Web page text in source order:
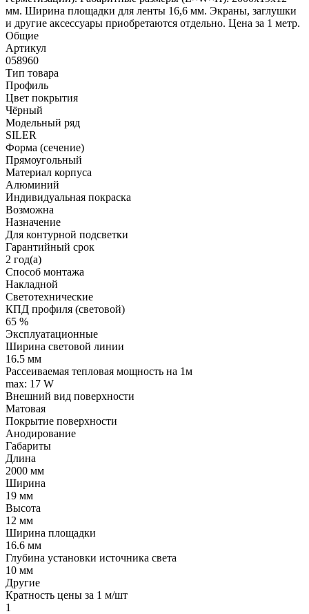
мм. Ширина площадки для ленты 16,6 мм. Экраны, заглушки
и другие аксессуары приобретаются отдельно. Цена за 1 метр.
Общие
Артикул
058960
Тип товара
Профиль
Цвет покрытия
Чёрный
Модельный ряд
SILER
Форма (сечение)
Прямоугольный
Материал корпуса
Алюминий
Индивидуальная покраска
Возможна
Назначение
Для контурной подсветки
Гарантийный срок
2 год(а)
Способ монтажа
Накладной
Светотехнические
КПД профиля (cветовой)
65 %
Эксплуатационные
Ширина световой линии
16.5 мм
Рассеиваемая тепловая мощность на 1м
max: 17 W
Внешний вид поверхности
Матовая
Покрытие поверхности
Анодирование
Габариты
Длина
2000 мм
Ширина
19 мм
Высота
12 мм
Ширина площадки
16.6 мм
Глубина установки источника света
10 мм
Другие
Кратность цены за 1 м/шт
1